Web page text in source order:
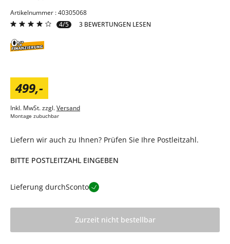
Artikelnummer : 40305068
4/5
3 BEWERTUNGEN LESEN
499,-
Inkl. MwSt. zzgl.Versand
Montage zubuchbar
Liefern wir auch zu Ihnen? Prüfen Sie Ihre Postleitzahl.
BITTE POSTLEITZAHL EINGEBEN
Lieferung durchSconto
Zurzeit nicht bestellbar